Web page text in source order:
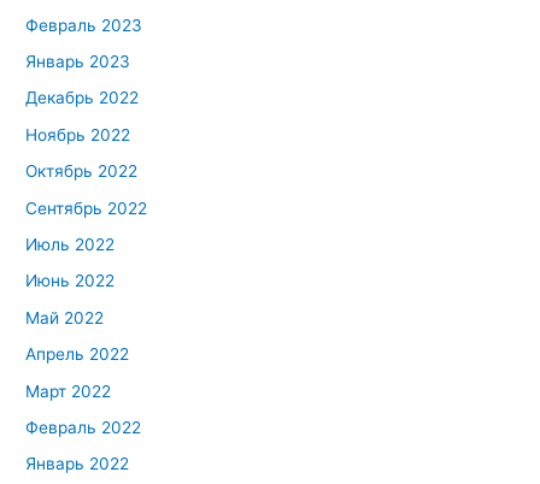
Февраль 2023
Январь 2023
Декабрь 2022
Ноябрь 2022
Октябрь 2022
Сентябрь 2022
Июль 2022
Июнь 2022
Май 2022
Апрель 2022
Март 2022
Февраль 2022
Январь 2022